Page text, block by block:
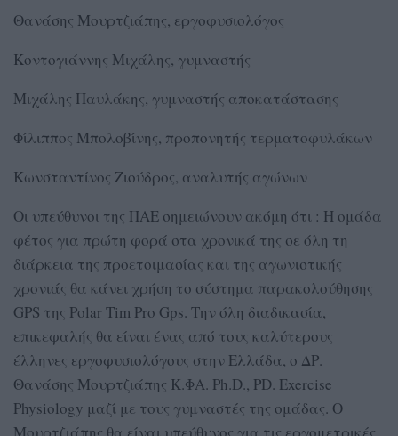
Θανάσης Μουρτζιάπης, εργοφυσιολόγος
Κοντογιάννης Μιχάλης, γυμναστής
Μιχάλης Παυλάκης, γυμναστής αποκατάστασης
Φίλιππος Μπολοβίνης, προπονητής τερματοφυλάκων
Kωνσταντίνος Ζιούδρος, αναλυτής αγώνων
Οι υπεύθυνοι της ΠΑΕ σημειώνουν ακόμη ότι : H ομάδα
φέτος για πρώτη φορά στα χρονικά της σε όλη τη
διάρκεια της προετοιμασίας και της αγωνιστικής
χρονιάς θα κάνει χρήση το σύστημα παρακολούθησης
GPS της Polar Tim Pro Gps. Tην όλη διαδικασία,
επικεφαλής θα είναι ένας από τους καλύτερους
έλληνες εργοφυσιολόγους στην Ελλάδα, ο ΔΡ.
Θανάσης Μουρτζιάπης K.ΦA. Ph.D., PD. Exercise
Physiology μαζί με τους γυμναστές της ομάδας. Ο